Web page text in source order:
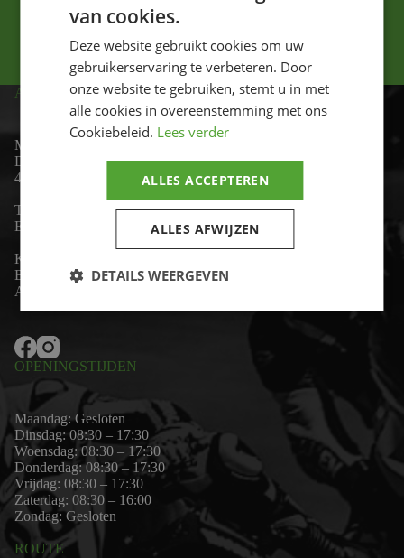
ADRES
Motor-id
De Lind 17
4841 KC Prinsenbeek
Telefoon:
+31 (0)76 - 54 11 888
Email:
wim@motor-id.nl
K.v.K: 80530338
B.T.W-nummer: NL861703947B01
Algemene voorwaarden
OPENINGSTIJDEN
Maandag: Gesloten
Dinsdag: 08:30 – 17:30
Woensdag: 08:30 – 17:30
Donderdag: 08:30 – 17:30
Vrijdag: 08:30 – 17:30
Zaterdag: 08:30 – 16:00
Zondag: Gesloten
ROUTE
van cookies.
Deze website gebruikt cookies om uw
gebruikerservaring te verbeteren. Door
onze website te gebruiken, stemt u in met
alle cookies in overeenstemming met ons
Cookiebeleid. Lees verder
ALLES ACCEPTEREN
ALLES AFWIJZEN
DETAILS WEERGEVEN